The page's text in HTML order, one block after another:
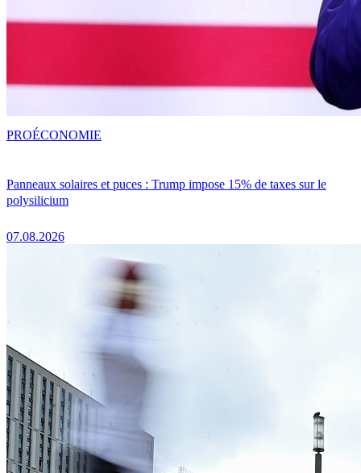
Panneaux solaires et puces : Trump impose 15% de taxes sur le
polysilicium
07.08.2026
PROÉCONOMIE